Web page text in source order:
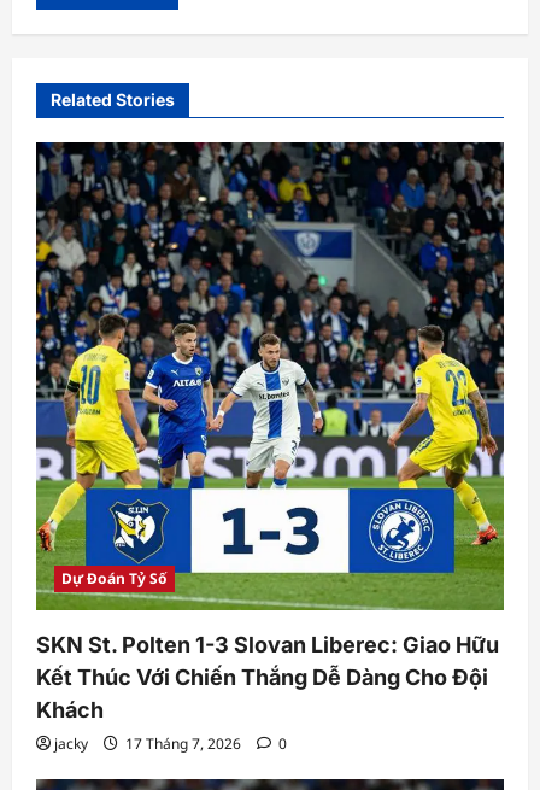
Related Stories
Dự Đoán Tỷ Số
SKN St. Polten 1-3 Slovan Liberec: Giao Hữu
Kết Thúc Với Chiến Thắng Dễ Dàng Cho Đội
Khách
jacky 17 Tháng 7, 2026 0